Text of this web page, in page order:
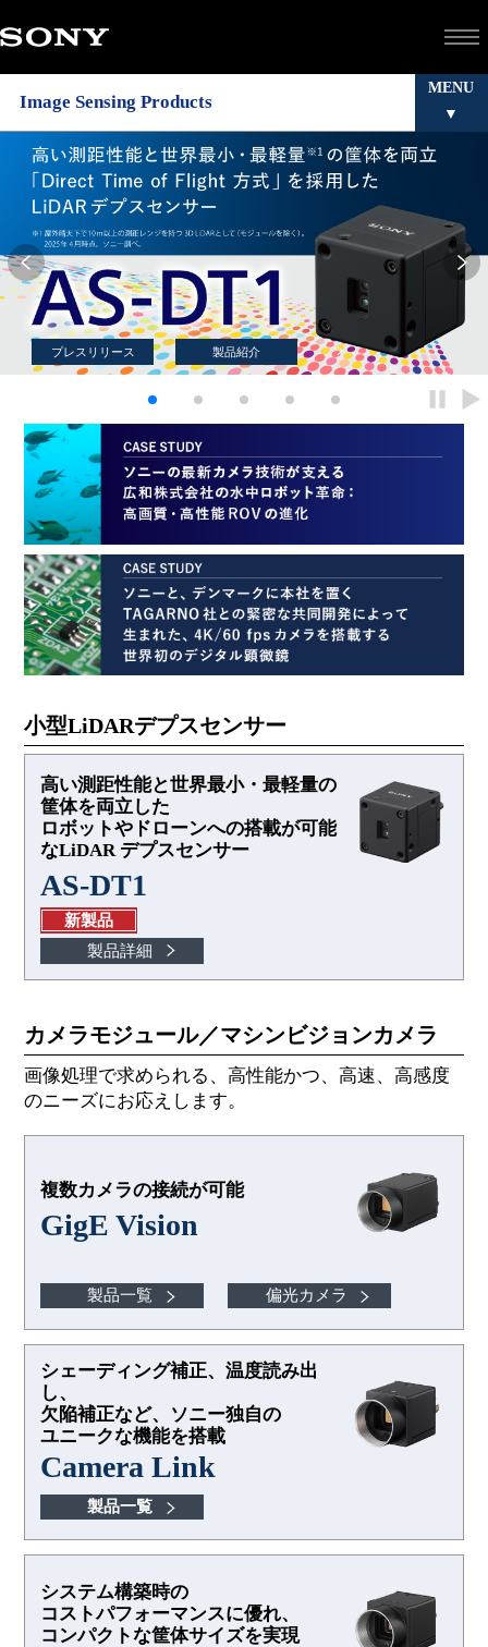
プレスリリース 製品紹介
停
止
再
生
Image Sensing Products
MENU
小型LiDARデプスセンサー
高い測距性能と世界最小・最軽量の
筐体を両立した
ロボットやドローンへの搭載が可能
なLiDAR デプスセンサー
AS-DT1
新製品
製品詳細
カメラモジュール／マシンビジョンカメラ
画像処理で求められる、高性能かつ、高速、高感度
のニーズにお応えします。
複数カメラの接続が可能
GigE Vision
製品一覧 偏光カメラ
シェーディング補正、温度読み出
し、
欠陥補正など、ソニー独自の
ユニークな機能を搭載
Camera Link
製品一覧
システム構築時の
コストパフォーマンスに優れ、
コンパクトな筐体サイズを実現